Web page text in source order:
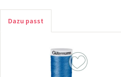
Dazu passt